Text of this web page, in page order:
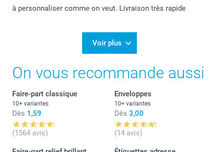
à personnaliser comme on veut. Livraison très rapide
Voir plus
On vous recommande aussi
Faire-part classique
10+ variantes
Dès 1,59
(1564 avis)
Enveloppes
10+ variantes
Dès 3,00
(14 avis)